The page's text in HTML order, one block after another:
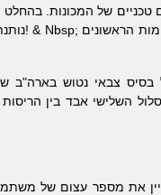
טכניים של המכונות.
בסיס צבאי נטוש בארה"ב
השלישי אבד בין
את מספר עצום של